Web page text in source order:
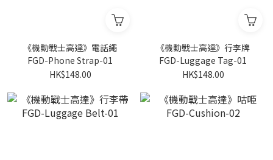
《機動戰士高達》電話繩
FGD-Phone Strap-01
HK$148.00
《機動戰士高達》行李牌
FGD-Luggage Tag-01
HK$148.00